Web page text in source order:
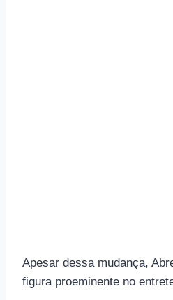
Apesar dessa mudança,
figura proeminente no